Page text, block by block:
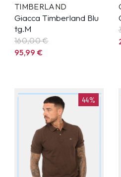
TIMBERLAND
Giacca Timberland Blu
tg.M
160,00 €
95,99€
44%